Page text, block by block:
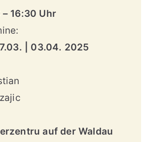
16:30 Uhr
| 03.04. 2025
auf der Waldau